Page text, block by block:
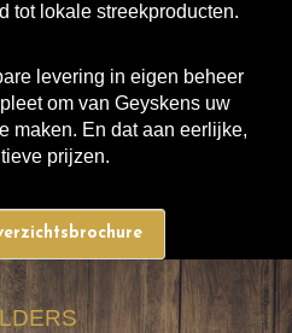
tot lokale streekproducten.
levering in eigen beheer
om van Geyskens uw
maken. En dat aan eerlijke,
prijzen.